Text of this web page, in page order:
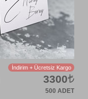
İndirim + Ücretsiz Kargo
3300
500 ADET